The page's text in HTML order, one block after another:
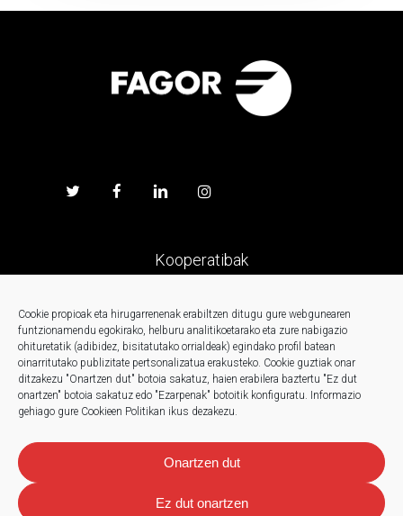
Cookie propioak eta hirugarrenenak erabiltzen ditugu gure webgunearen
funtzionamendu egokirako, helburu analitikoetarako eta zure nabigazio
ohituretatik (adibidez, bisitatutako orrialdeak) egindako profil batean
oinarritutako publizitate pertsonalizatua erakusteko. Cookie guztiak onar
ditzakezu "Onartzen dut" botoia sakatuz, haien erabilera baztertu "Ez dut
onartzen" botoia sakatuz edo "Ezarpenak" botoitik konfiguratu. Informazio
gehiago gure Cookieen Politikan ikus dezakezu.
Onartzen dut
Ez dut onartzen
Kooperatibak
Prentsa
Kontaktua
Berriak